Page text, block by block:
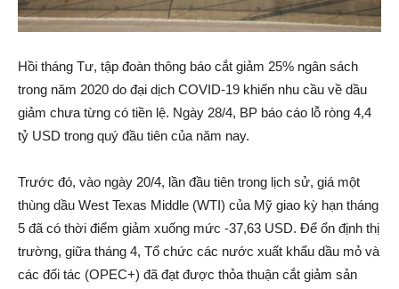
Hồi tháng Tư, tập đoàn thông báo cắt giảm 25% ngân sách
trong năm 2020 do đại dịch COVID-19 khiến nhu cầu về dầu
giảm chưa từng có tiền lệ. Ngày 28/4, BP báo cáo lỗ ròng 4,4
tỷ USD trong quý đầu tiên của năm nay.
Trước đó, vào ngày 20/4, lần đầu tiên trong lịch sử, giá một
thùng dầu West Texas Middle (WTI) của Mỹ giao kỳ hạn tháng
5 đã có thời điểm giảm xuống mức -37,63 USD. Để ổn định thị
trường, giữa tháng 4, Tổ chức các nước xuất khẩu dầu mỏ và
các đối tác (OPEC+) đã đạt được thỏa thuận cắt giảm sản